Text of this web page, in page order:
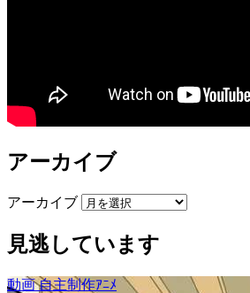
アーカイブ
アーカイブ
見逃しています
動画自主制作ｱﾆﾒ